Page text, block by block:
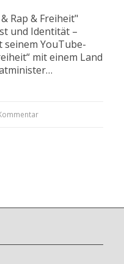
Rap & Freiheit"
und Identität –
seinem YouTube-
mit einem Land